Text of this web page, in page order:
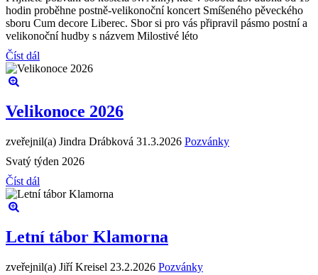
hodin proběhne postně-velikonoční koncert Smíšeného pěveckého
sboru Cum decore Liberec. Sbor si pro vás připravil pásmo postní a
velikonoční hudby s názvem Milostivé léto
Číst dál
Velikonoce 2026
zveřejnil(a) Jindra Drábková 31.3.2026 Pozvánky
Svatý týden 2026
Číst dál
Letní tábor Klamorna
zveřejnil(a) Jiří Kreisel 23.2.2026 Pozvánky